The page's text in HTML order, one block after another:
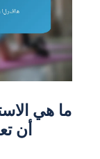
ما هي
أن